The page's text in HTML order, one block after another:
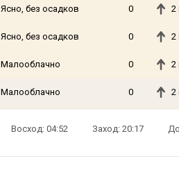
Ясно, без осадков 0 2
Ясно, без осадков 0 2
Малооблачно 0 2
Малооблачно 0 2
Восход: 04:52 Заход: 20:17